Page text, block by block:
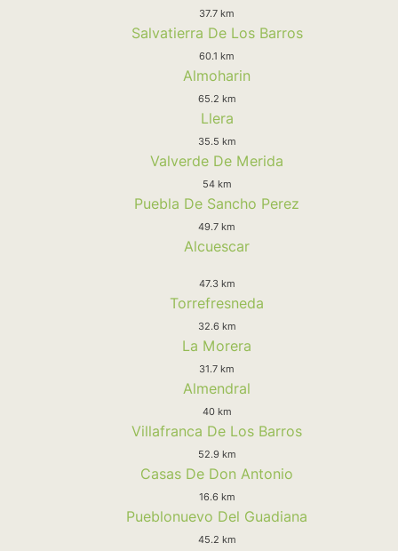
37.7 km
Salvatierra De Los Barros
60.1 km
Almoharin
65.2 km
Llera
35.5 km
Valverde De Merida
54 km
Puebla De Sancho Perez
49.7 km
Alcuescar
47.3 km
Torrefresneda
32.6 km
La Morera
31.7 km
Almendral
40 km
Villafranca De Los Barros
52.9 km
Casas De Don Antonio
16.6 km
Pueblonuevo Del Guadiana
45.2 km